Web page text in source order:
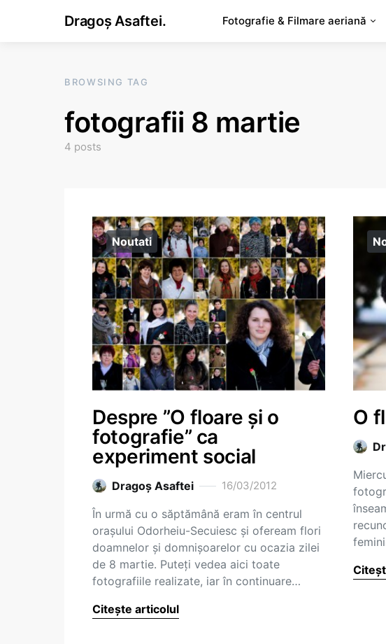
Dragoș Asaftei. Fotografie & Filmare aeriană
BROWSING TAG
fotografii 8 martie
4 posts
Noutati
Despre ”O floare și o
fotografie” ca
experiment social
Dragoş Asaftei 16/03/2012
În urmă cu o săptămână eram în centrul
orașului Odorheiu-Secuiesc și ofeream flori
doamnelor și domnișoarelor cu ocazia zilei
de 8 martie. Puteți vedea aici toate
fotografiile realizate, iar în continuare…
Citește articolul
O